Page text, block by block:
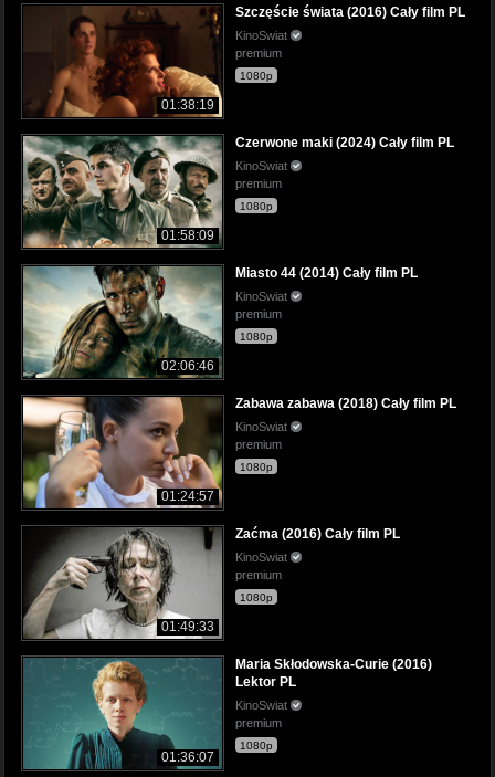
01:38:19
Szczęście świata (2016) Cały film PL
KinoSwiat
premium
1080p
01:58:09
Czerwone maki (2024) Cały film PL
KinoSwiat
premium
1080p
02:06:46
Miasto 44 (2014) Cały film PL
KinoSwiat
premium
1080p
01:24:57
Zabawa zabawa (2018) Cały film PL
KinoSwiat
premium
1080p
01:49:33
Zaćma (2016) Cały film PL
KinoSwiat
premium
1080p
01:36:07
Maria Skłodowska-Curie (2016)
Lektor PL
KinoSwiat
premium
1080p